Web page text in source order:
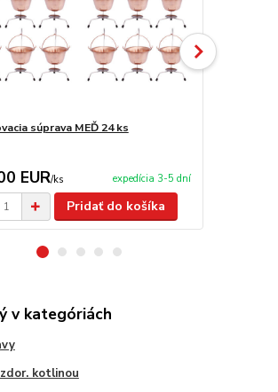
súprava MEĎ 24 ks
EUR/ks expedícia 3-5 dní
Pridať do košíka
v kategóriách
kotlinou